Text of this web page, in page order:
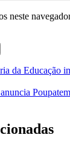
neste
da Educação